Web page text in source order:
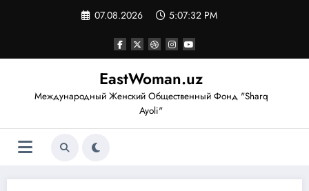
07.08.2026 5:07:33 PM
EastWoman.uz
Международный Женский Общественный Фонд "Sharq
Ayoli"